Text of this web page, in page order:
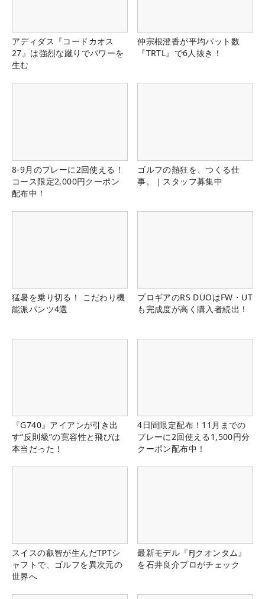
アディダス『コードカオス
27』は強烈な蹴りでパワーを
生む
仲宗根澄香が平均パット数
『TRTL』で6人抜き！
8-9月のプレーに2回使える！
コース限定2,000円クーポン
配布中！
ゴルフの熱狂を、つくる仕
事。｜スタッフ募集中
猛暑を乗り切る！ こだわり機
能派パンツ4選
プロギアのRS DUOはFW・UT
も完成度が高く購入者続出！
『G740』アイアンが引き出
す“反則級”の寛容性と飛びは
本当だった！
4日間限定配布！11月までの
プレーに2回使える1,500円分
クーポン配布中！
スイスの叡智が生んだTPTシ
ャフトで、ゴルフを異次元の
世界へ
最新モデル『FJクオンタム』
を石井良介プロがチェック